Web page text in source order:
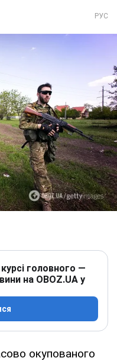
РУС
головного —
на OBOZ.UA у
окупованого